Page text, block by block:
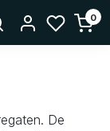
0
De